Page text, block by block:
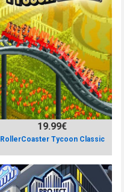
RollerCoaster Tycoon Classic
19.99€